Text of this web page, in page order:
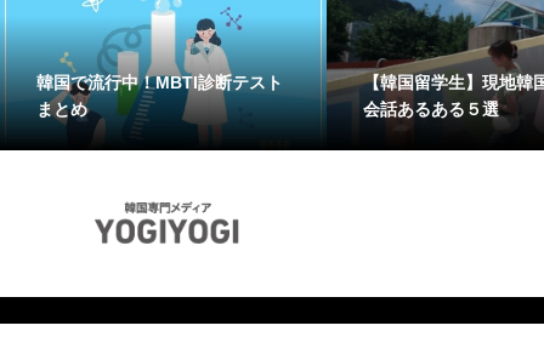
韓国で流行中！MBTI診断テスト
まとめ
【韓国留学生】現地韓
会話あるある５選